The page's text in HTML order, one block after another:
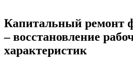
Капитальный ремонт
– восстановление
характеристик